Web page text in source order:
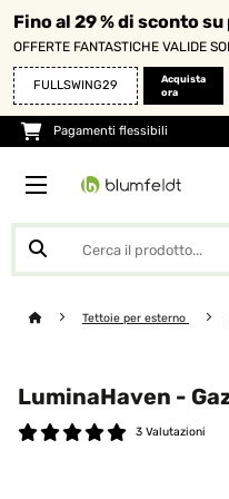
Fino al 29 % di sconto
OFFERTE FANTASTICHE VALIDE
FULLSWING29
Acquista
ora
Pagamenti flessibili
Tettoie per esterno
LuminaHaven -
3 Valutazioni